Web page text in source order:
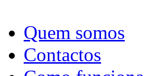
Quem somos
Contactos